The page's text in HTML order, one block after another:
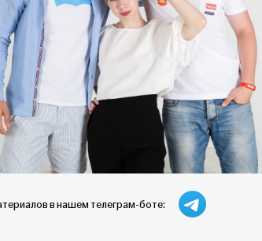
в нашем телеграм-боте: